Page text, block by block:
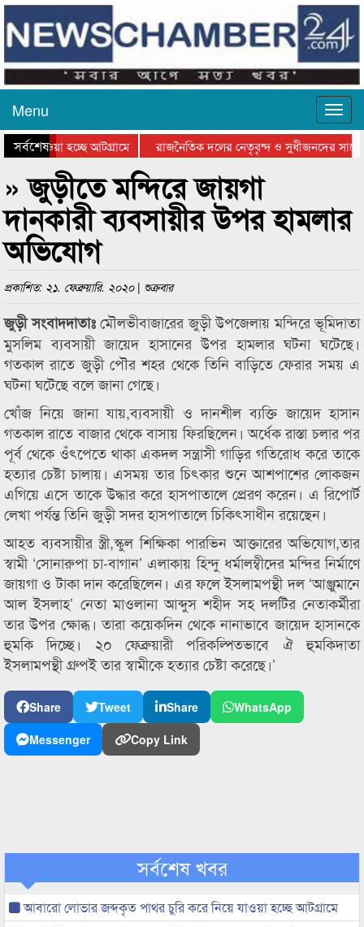
Menu
সর্বশেষ
যাওয়া হচ্ছে আটগ্রামে
রাজনৈতিক দলের নেতৃবৃন্দ ও সুধীজনদের সাথে
পুরস্কার বিতরণ সম্পন্ন
» জুড়ীতে মন্দিরে জায়গা
দানকারী ব্যবসায়ীর উপর হামলার
অভিযোগ
প্রকাশিত: ২১. ফেব্রুয়ারি. ২০২০ | শুক্রবার
জুড়ী সংবাদদাতাঃমৌলভীবাজারের জুড়ী উপজেলায় মন্দিরে ভূমিদাতা
মুসলিম ব্যবসায়ী জায়েদ হাসানের উপর হামলার ঘটনা ঘটেছে।
গতকাল রাতে জুড়ী পৌর শহর থেকে তিনি বাড়িতে ফেরার সময় এ
ঘটনা ঘটেছে বলে জানা গেছে।
খোঁজ নিয়ে জানা যায়,ব্যবসায়ী ও দানশীল ব্যক্তি জায়েদ হাসান
গতকাল রাতে বাজার থেকে বাসায় ফিরছিলেন। অর্ধেক রাস্তা চলার পর
পূর্ব থেকে ওঁৎপেতে থাকা একদল সন্ত্রাসী গাড়ির গতিরোধ করে তাকে
হত্যার চেষ্টা চালায়। এসময় তার চিৎকার শুনে আশপাশের লোকজন
এগিয়ে এসে তাকে উদ্ধার করে হাসপাতালে প্রেরণ করেন। এ রিপোর্ট
লেখা পর্যন্ত তিনি জুড়ী সদর হাসপাতালে চিকিৎসাধীন রয়েছেন।
আহত ব্যবসায়ীর স্ত্রী,স্কুল শিক্ষিকা পারভিন আক্তারের অভিযোগ,তার
স্বামী ‘সোনারুপা চা-বাগান’ এলাকায় হিন্দু ধর্মালম্বীদের মন্দির নির্মাণে
জায়গা ও টাকা দান করেছিলেন। এর ফলে ইসলামপন্থী দল ‘আঞ্জুমানে
আল ইসলাহ’ নেতা মাওলানা আব্দুস শহীদ সহ দলটির নেতাকর্মীরা
তার উপর ক্ষোব্ধ। তারা কয়েকদিন থেকে নানাভাবে জায়েদ হাসানকে
হুমকি দিচ্ছে। ২০ ফেব্রুয়ারী পরিকল্পিতভাবে ঐ হুমকিদাতা
ইসলামপন্থী গ্রুপই তার স্বামীকে হত্যার চেষ্টা করেছে।’
Share Tweet Share
WhatsApp
Messenger
Copy Link
সর্বশেষ খবর
আবারো লোভার জব্দকৃত পাথর চুরি করে নিয়ে যাওয়া হচ্ছে আটগ্রামে